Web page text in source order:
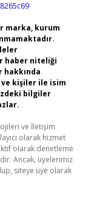
marka, kurum
haber niteliği
hakkında
ve kişiler ile isim
bilgiler
ve İletişim
olarak hizmet
olarak denetleme
Ancak, üyelerimiz
siteye üye olarak